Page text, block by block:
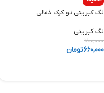
لگ کبریتی تو کرک ذغالی
لگ کبریتی
700,000
660,000تومان